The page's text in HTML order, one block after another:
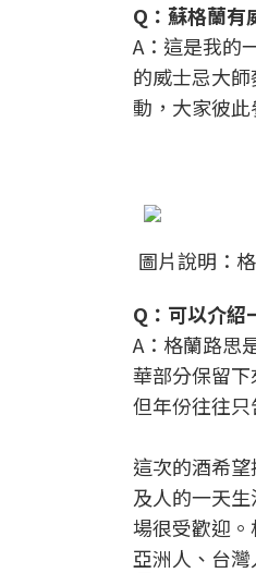
Q：蘇格蘭有
A：這是我的
的威士忌大
動，大家彼
圖片說明：
Q：可以介紹
A：格蘭路思
華部分保留
但年份往往
這次的酒希
及人的一天
場很受歡迎
亞洲人、台